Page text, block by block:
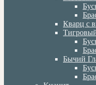
Кварц с
Бычий